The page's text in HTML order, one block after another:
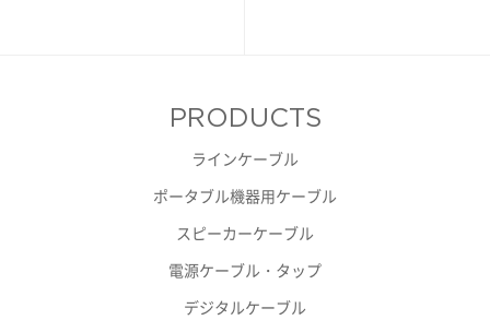
PRODUCTS
ラインケーブル
ポータブル機器用ケーブル
スピーカーケーブル
電源ケーブル・タップ
デジタルケーブル